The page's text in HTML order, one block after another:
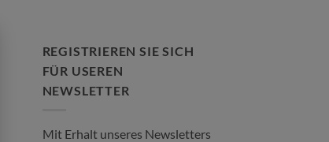
REGISTRIEREN SIE SICH
FÜR USEREN
NEWSLETTER
Mit Erhalt unseres Newsletters